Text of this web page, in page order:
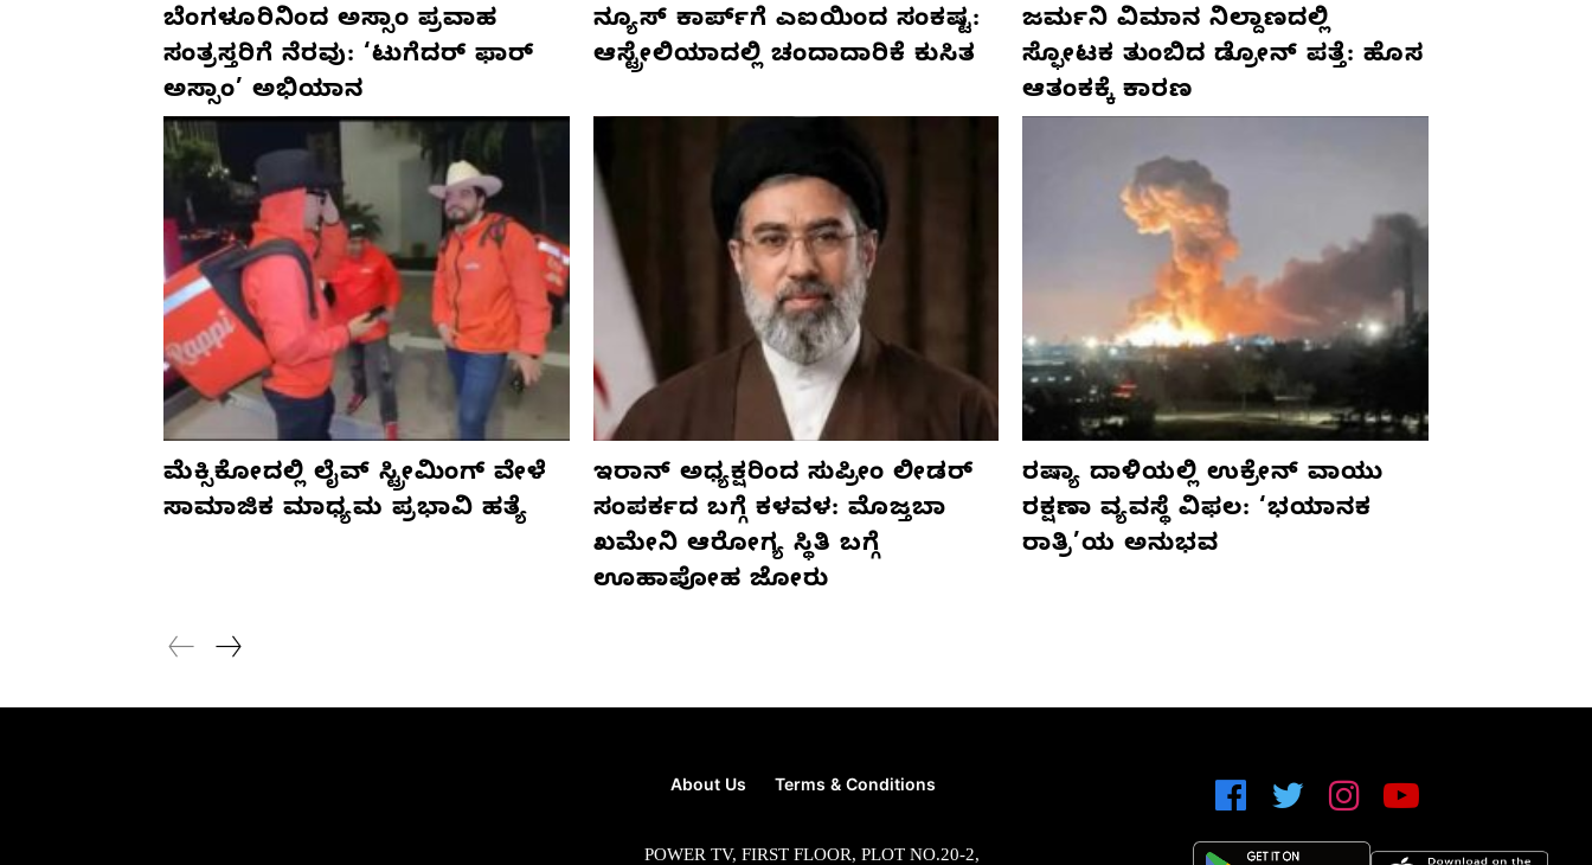
ಬೆಂಗಳೂರಿನಿಂದ ಅಸ್ಸಾಂ ಪ್ರವಾಹ
ಸಂತ್ರಸ್ತರಿಗೆ ನೆರವು: ‘ಟುಗೆದರ್ ಫಾರ್
ಅಸ್ಸಾಂ’ ಅಭಿಯಾನ
ನ್ಯೂಸ್ ಕಾರ್ಪ್‌ಗೆ ಎಐಯಿಂದ ಸಂಕಷ್ಟ:
ಆಸ್ಟ್ರೇಲಿಯಾದಲ್ಲಿ ಚಂದಾದಾರಿಕೆ ಕುಸಿತ
ಜರ್ಮನಿ ವಿಮಾನ ನಿಲ್ದಾಣದಲ್ಲಿ
ಸ್ಫೋಟಕ ತುಂಬಿದ ಡ್ರೋನ್ ಪತ್ತೆ: ಹೊಸ
ಆತಂಕಕ್ಕೆ ಕಾರಣ
ಮೆಕ್ಸಿಕೋದಲ್ಲಿ ಲೈವ್ ಸ್ಟ್ರೀಮಿಂಗ್ ವೇಳೆ
ಸಾಮಾಜಿಕ ಮಾಧ್ಯಮ ಪ್ರಭಾವಿ ಹತ್ಯೆ
ಇರಾನ್ ಅಧ್ಯಕ್ಷರಿಂದ ಸುಪ್ರೀಂ ಲೀಡರ್
ಸಂಪರ್ಕದ ಬಗ್ಗೆ ಕಳವಳ: ಮೊಜ್ತಬಾ
ಖಮೇನಿ ಆರೋಗ್ಯ ಸ್ಥಿತಿ ಬಗ್ಗೆ
ಊಹಾಪೋಹ ಜೋರು
ರಷ್ಯಾ ದಾಳಿಯಲ್ಲಿ ಉಕ್ರೇನ್ ವಾಯು
ರಕ್ಷಣಾ ವ್ಯವಸ್ಥೆ ವಿಫಲ: ‘ಭಯಾನಕ
ರಾತ್ರಿ’ಯ ಅನುಭವ
About Us Terms & Conditions
POWER TV, FIRST FLOOR, PLOT NO.20-2,